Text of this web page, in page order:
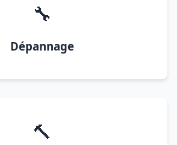
🔧
Dépannage
🔨